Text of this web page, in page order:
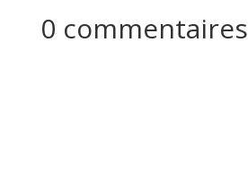
0 commentaires